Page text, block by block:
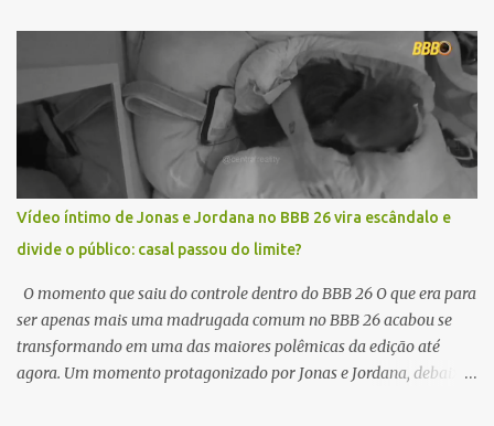
Vídeo íntimo de Jonas e Jordana no BBB 26 vira escândalo e
divide o público: casal passou do limite?
O momento que saiu do controle dentro do BBB 26 O que era para
ser apenas mais uma madrugada comum no BBB 26 acabou se
transformando em uma das maiores polêmicas da edição até
agora. Um momento protagonizado por Jonas e Jordana, debaixo